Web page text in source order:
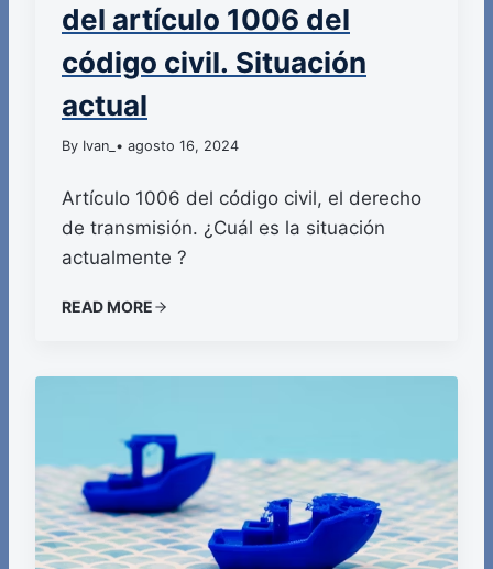
del artículo 1006 del
código civil. Situación
actual
By Ivan_ • agosto 16, 2024
Artículo 1006 del código civil, el derecho
de transmisión. ¿Cuál es la situación
actualmente ?
READ MORE